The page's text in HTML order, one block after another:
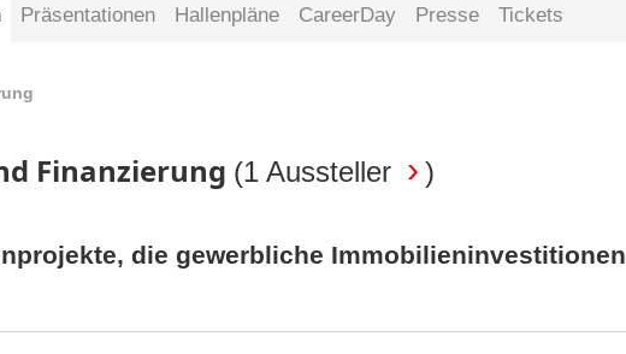
Präsentationen Hallenpläne CareerDay Presse Tickets
Finanzierung (1 Aussteller )
die gewerbliche Immobilieninvestitionen